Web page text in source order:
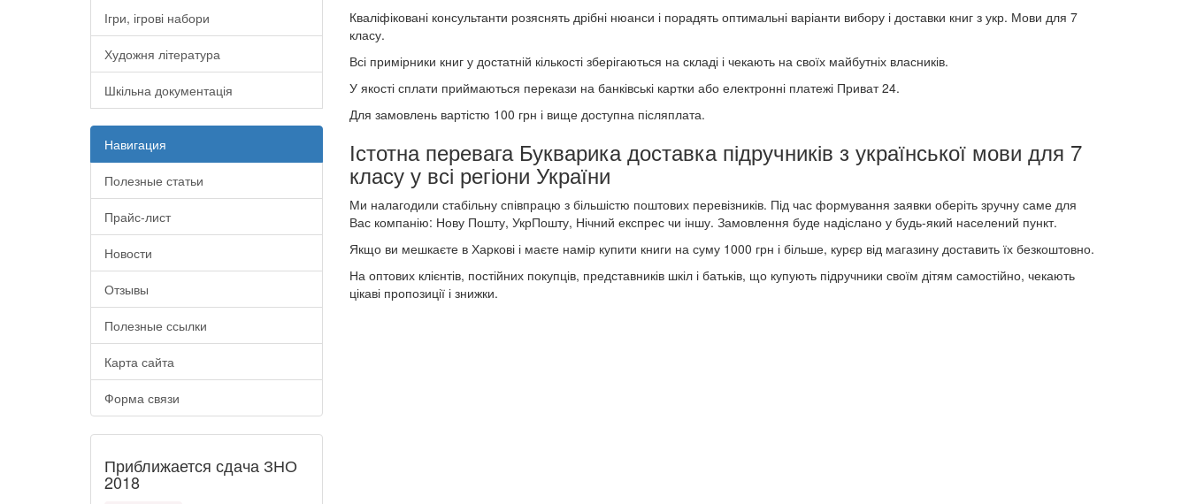
Ігри, ігрові набори
Художня література
Шкільна документація
Навигация
Полезные статьи
Прайс-лист
Новости
Отзывы
Полезные ссылки
Карта сайта
Форма связи
Приближается сдача ЗНО
2018
Кваліфіковані консультанти розяснять дрібні нюанси і порадять оптимальні варіанти вибору і доставки книг з укр. Мови для 7
класу.
Всі примірники книг у достатній кількості зберігаються на складі і чекають на своїх майбутніх власників.
У якості сплати приймаються перекази на банківські картки або електронні платежі Приват 24.
Для замовлень вартістю 100 грн і вище доступна післяплата.
Істотна перевага Букварика доставка підручників з української мови для 7
класу у всі регіони України
Ми налагодили стабільну співпрацю з більшістю поштових перевізників. Під час формування заявки оберіть зручну саме для
Вас компанію: Нову Пошту, УкрПошту, Нічний експрес чи іншу. Замовлення буде надіслано у будь-який населений пункт.
Якщо ви мешкаєте в Харкові і маєте намір купити книги на суму 1000 грн і більше, курєр від магазину доставить їх безкоштовно.
На оптових клієнтів, постійних покупців, представників шкіл і батьків, що купують підручники своїм дітям самостійно, чекають
цікаві пропозиції і знижки.